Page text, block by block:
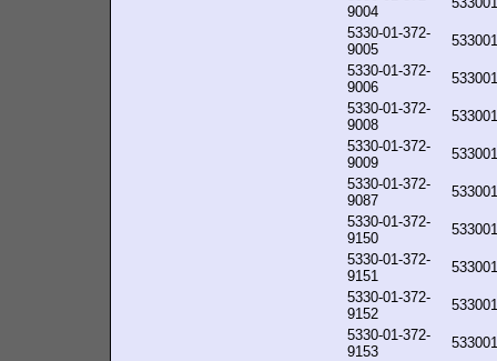
9004
5330-01-372-
9005
5330-01-372-
9006
5330-01-372-
9008
5330-01-372-
9009
5330-01-372-
9087
5330-01-372-
9150
5330-01-372-
9151
5330-01-372-
9152
5330-01-372-
9153